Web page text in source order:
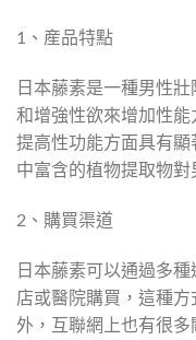
1、産品特點
日本藤素是一種男性
和增強性欲來增加性
提高性功能方面具有
中富含的植物提取物對
2、購買渠道
日本藤素可以通過多
店或醫院購買，這種
外，互聯網上也有很